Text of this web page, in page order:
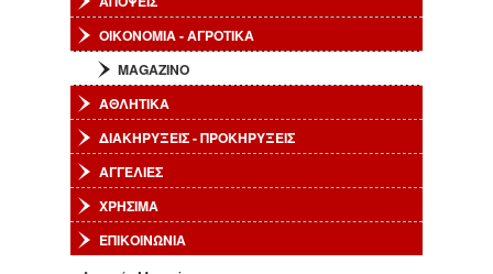
ΟΙΚΟΝΟΜΙΑ - ΑΓΡΟΤΙΚΑ
MAGAZINO
ΑΘΛΗΤΙΚΑ
ΔΙΑΚΗΡΥΞΕΙΣ - ΠΡΟΚΗΡΥΞΕΙΣ
ΑΓΓΕΛΙΕΣ
ΧΡΗΣΙΜΑ
ΕΠΙΚΟΙΝΩΝΙΑ